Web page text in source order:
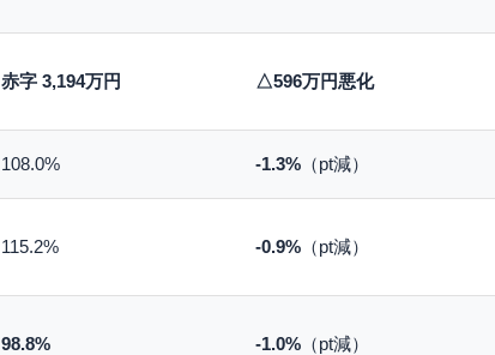
赤字 3,194万円 △596万円悪化
108.0% -1.3% （pt減）
115.2% -0.9% （pt減）
98.8% -1.0% （pt減）